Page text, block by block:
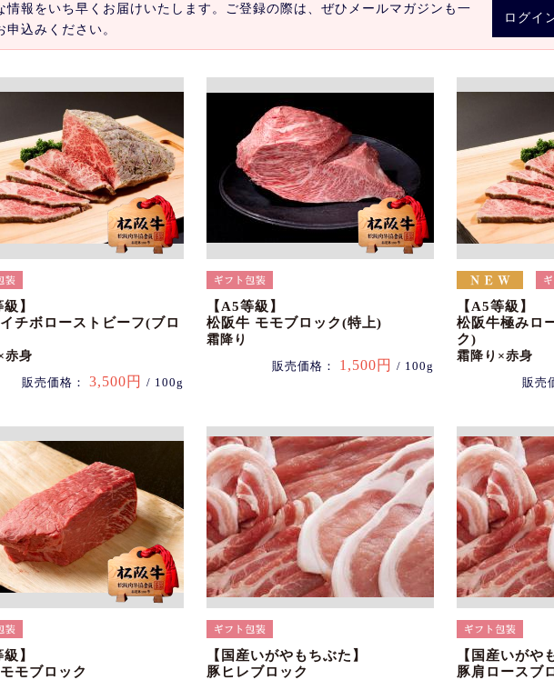
ログイ
情報をいち早くお届けいたします。ご登録の際は、ぜひメールマガジンも一
申込みください。
】
チボローストビーフ(ブロ
赤身
販売価格： 3,500円 / 100g
【A5等級】
松阪牛 モモブロック(特上)
霜降り
販売価格： 1,500円 / 100g
【A5等級】
松阪牛極みロ
ク)
霜降り×赤身
販売
】
モブロック
【国産いがやもちぶた】
豚ヒレブロック
【国産いがや
豚肩ロースブ